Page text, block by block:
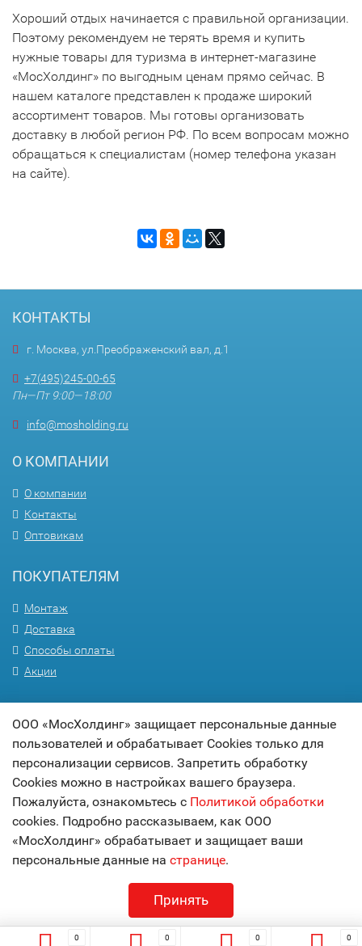
Хороший отдых начинается с правильной организации.
Поэтому рекомендуем не терять время и купить
нужные товары для туризма в интернет-магазине
«МосХолдинг» по выгодным ценам прямо сейчас. В
нашем каталоге представлен к продаже широкий
ассортимент товаров. Мы готовы организовать
доставку в любой регион РФ. По всем вопросам можно
обращаться к специалистам (номер телефона указан
на сайте).
КОНТАКТЫ
г. Москва, ул.Преображенский вал, д.1
+7(495)245-00-65
Пн—Пт 9:00—18:00
info@mosholding.ru
О КОМПАНИИ
О компании
Контакты
Оптовикам
ПОКУПАТЕЛЯМ
Монтаж
Доставка
Способы оплаты
Акции
Вопрос-ответ
Гарантия
Статьи
Карта сайта
© 2017МОСХОЛДИНГ
технологии комфорта
ООО «МосХолдинг» защищает персональные данные
пользователей и обрабатывает Cookies только для
персонализации сервисов. Запретить обработку
Cookies можно в настройках вашего браузера.
Пожалуйста, ознакомьтесь с Политикой обработки
cookies. Подробно рассказываем, как ООО
«МосХолдинг» обрабатывает и защищает ваши
персональные данные на странице.
Принять
0 0 0 0